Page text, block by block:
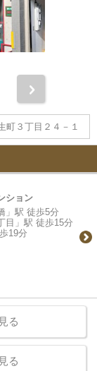
町３丁目２４－１
ション
」駅 徒歩5分
目」駅 徒歩15分
19分
る
る